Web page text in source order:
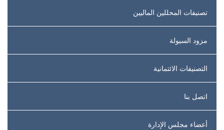
تصنيفات المحللين الماليين
مزود السيولة
التصنيفات الائتمانية
اتصل بنا
أعضاء مجلس الإدارة